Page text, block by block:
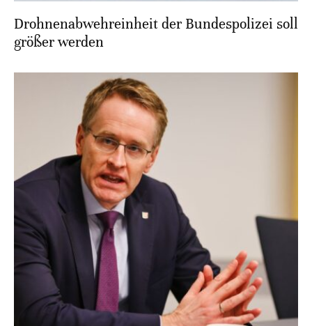
Drohnenabwehreinheit der Bundespolizei soll
größer werden